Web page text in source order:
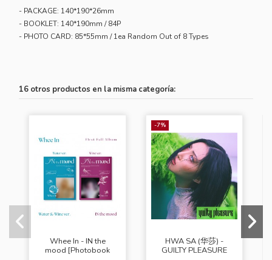
- PACKAGE: 140*190*26mm
- BOOKLET: 140*190mm / 84P
- PHOTO CARD: 85*55mm / 1ea Random Out of 8 Types
16 otros productos en la misma categoría:
Whee In - IN the
mood [Photobook
-7%
HWA SA (华莎) -
GUILTY PLEASURE